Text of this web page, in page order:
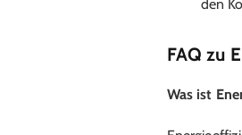
den
FAQ zu
Was ist